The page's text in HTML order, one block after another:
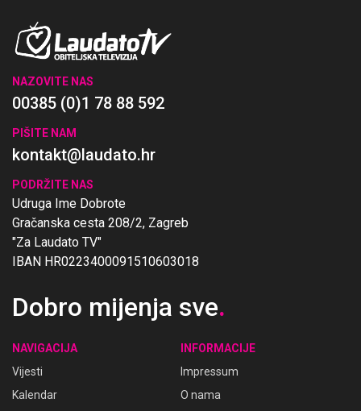
NAZOVITE NAS
00385 (0)1 78 88 592
PIŠITE NAM
kontakt@laudato.hr
PODRŽITE NAS
Udruga Ime Dobrote
Gračanska cesta 208/2, Zagreb
"Za Laudato TV"
IBAN HR0223400091510603018
Dobro mijenja sve.
NAVIGACIJA
Vijesti
Kalendar
INFORMACIJE
Impressum
O nama